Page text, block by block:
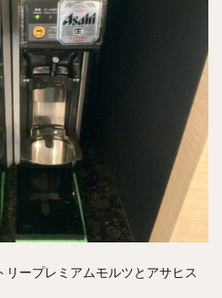
ープレミアムモルツとアサヒス